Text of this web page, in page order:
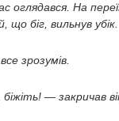
оглядався. На
що біг, вильнув убік.
зрозумів.
— закричав